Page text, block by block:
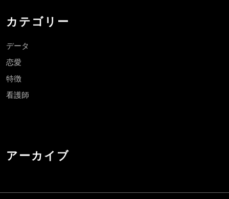
カテゴリー
データ
恋愛
特徴
看護師
アーカイブ